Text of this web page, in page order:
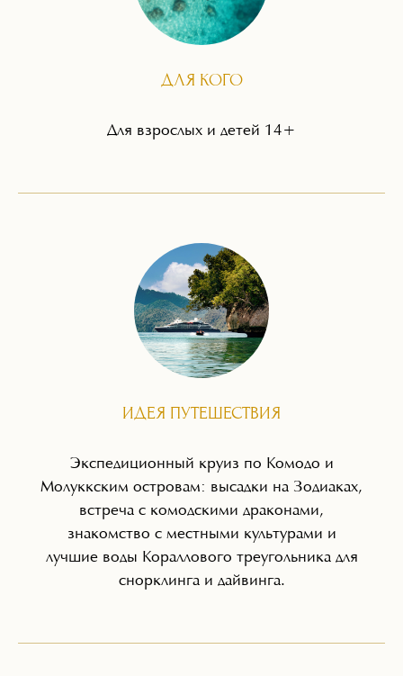
ДЛЯ КОГО
Для взрослых и детей 14+
ИДЕЯ ПУТЕШЕСТВИЯ
Экспедиционный круиз по Комодо и
Молуккским островам: высадки на Зодиаках,
встреча с комодскими драконами,
знакомство с местными культурами и
лучшие воды Кораллового треугольника для
снорклинга и дайвинга.